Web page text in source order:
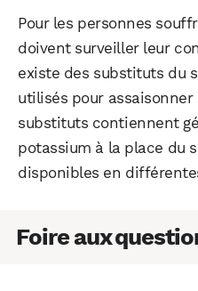
Pour les personnes
doivent surveiller leur
existe des substituts du
utilisés pour
substituts contiennent
potassium à la place du
disponibles en
Foire aux